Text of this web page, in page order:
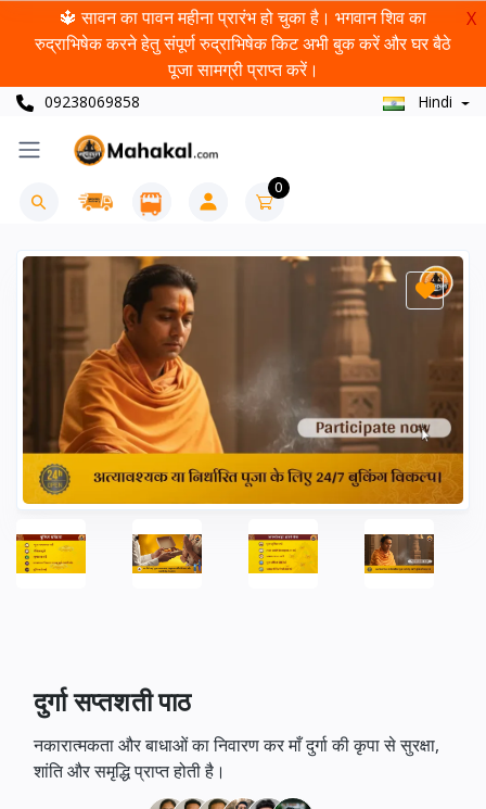
🔱 सावन का पावन महीना प्रारंभ हो चुका है। भगवान शिव का
रुद्राभिषेक करने हेतु संपूर्ण रुद्राभिषेक किट अभी बुक करें और घर बैठे
पूजा सामग्री प्राप्त करें।
X
09238069858 Hindi
0
दुर्गा सप्तशती पाठ
नकारात्मकता और बाधाओं का निवारण कर माँ दुर्गा की कृपा से सुरक्षा,
शांति और समृद्धि प्राप्त होती है।